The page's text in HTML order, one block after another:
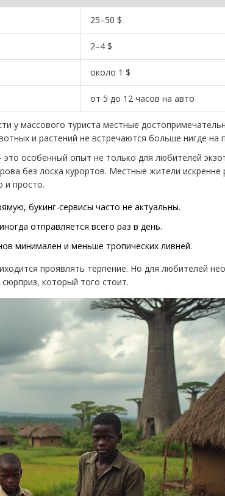
25–50 $
2–4 $
около 1 $
от 5 до 12 часов на авто
у массового туриста местные
и растений не встречаются больше нигде на
особенный опыт не только для любителей
без лоска курортов. Местные жители искренне
и просто.
букинг-сервисы часто не актуальны.
отправляется всего раз в день.
минимален и меньше тропических ливней.
проявлять терпение. Но для любителей
который того стоит.